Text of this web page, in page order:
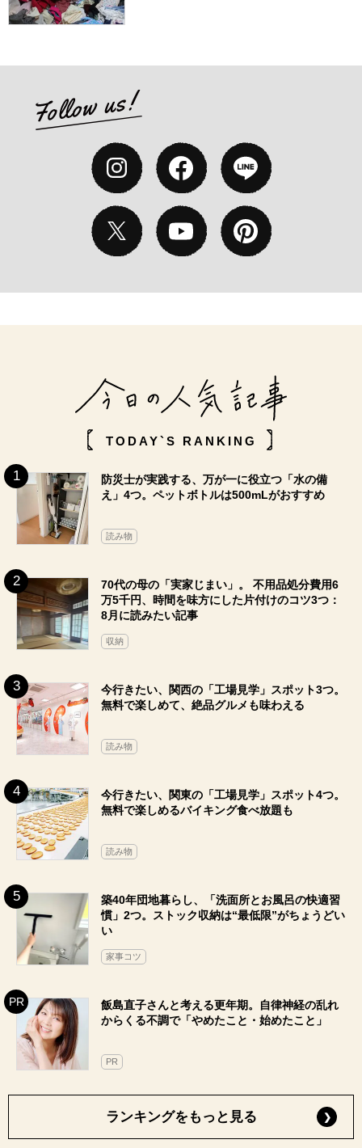
TODAY`S RANKING
防災士が実践する、万が一に役立つ「水の備
え」4つ。ペットボトルは500mLがおすすめ
読み物
70代の母の「実家じまい」。 不用品処分費用6
万5千円、時間を味方にした片付けのコツ3つ：
8月に読みたい記事
収納
今行きたい、関西の「工場見学」スポット3つ。
無料で楽しめて、絶品グルメも味わえる
読み物
今行きたい、関東の「工場見学」スポット4つ。
無料で楽しめるバイキング食べ放題も
読み物
築40年団地暮らし、「洗面所とお風呂の快適習
慣」2つ。ストック収納は“最低限”がちょうどい
い
家事コツ
飯島直子さんと考える更年期。自律神経の乱れ
からくる不調で「やめたこと・始めたこと」
PR
ランキングをもっと見る